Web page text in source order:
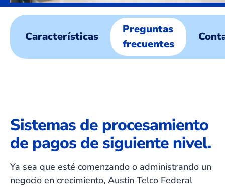
Características
Preguntas
frecuentes
Sistemas de procesamiento
de pagos de siguiente nivel.
Ya sea que esté comenzando o administrando un
negocio en crecimiento, Austin Telco Federal